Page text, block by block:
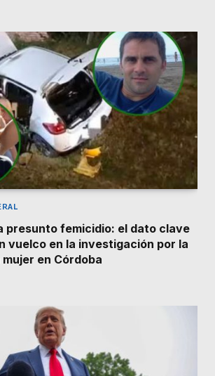
presunto femicidio: el dato clave
vuelco en la investigación por la
en Córdoba